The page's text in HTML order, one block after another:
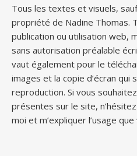
Tous les textes et visuels,
propriété de Nadine Thomas.
publication ou utilisation web,
sans autorisation préalable
vaut également pour le
images et la copie d’écran qui
reproduction. Si vous
présentes sur le site,
moi et m’expliquer l’usage